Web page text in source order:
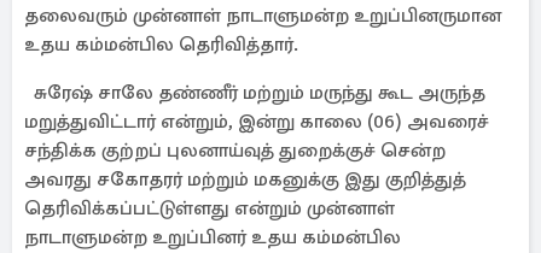
தலைவரும் முன்னாள் நாடாளுமன்ற உறுப்பினருமான
உதய கம்மன்பில தெரிவித்தார்.
சுரேஷ் சாலே தண்ணீர் மற்றும் மருந்து கூட அருந்த
மறுத்துவிட்டார் என்றும், இன்று காலை (06) அவரைச்
சந்திக்க குற்றப் புலனாய்வுத் துறைக்குச் சென்ற
அவரது சகோதரர் மற்றும் மகனுக்கு இது குறித்துத்
தெரிவிக்கப்பட்டுள்ளது என்றும் முன்னாள்
நாடாளுமன்ற உறுப்பினர் உதய கம்மன்பில